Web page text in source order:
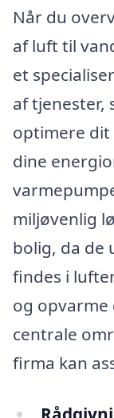
Når du
af luft til
et
af tjenester,
optimere
dine
miljøvenlig
bolig, da de
findes i
og opvarme
centrale
firma kan